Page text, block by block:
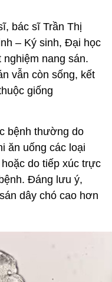
bác sĩ Trần Thị
– Ký sinh, Đại học
nang sán.
vẫn còn sống, kết
giống
bệnh thường do
ăn uống các loại
do tiếp xúc trực
Đáng lưu ý,
dây chó cao hơn